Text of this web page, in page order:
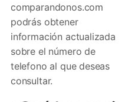
comparandonos.com
podrás obtener
información actualizada
sobre el número de
telefono al que deseas
consultar.